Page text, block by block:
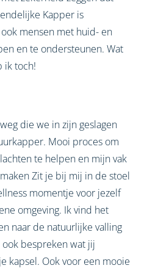
Kapper is
mensen met huid- en
en te ondersteunen. Wat
ik toch!
die we in zijn geslagen
Mooi proces om
te helpen en mijn vak
Zit je bij mij in de stoel
momentje voor jezelf
omgeving. Ik vind het
naar de natuurlijke valling
bespreken wat jij
kapsel. Ook voor een mooie